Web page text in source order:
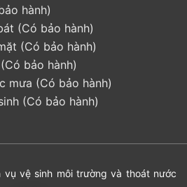
hành)
(Có bảo hành)
(Có bảo hành)
bảo hành)
mưa (Có bảo hành)
(Có bảo hành)
vệ sinh môi trường và thoát nước